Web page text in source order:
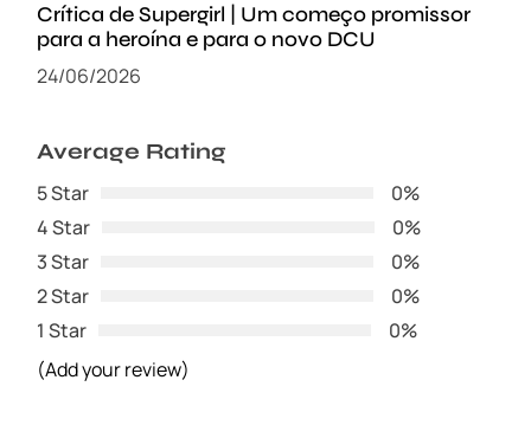
Crítica de Supergirl | Um começo promissor
para a heroína e para o novo DCU
24/06/2026
Average Rating
5 Star
0%
4 Star
0%
3 Star
0%
2 Star
0%
1 Star
0%
(Add your review)